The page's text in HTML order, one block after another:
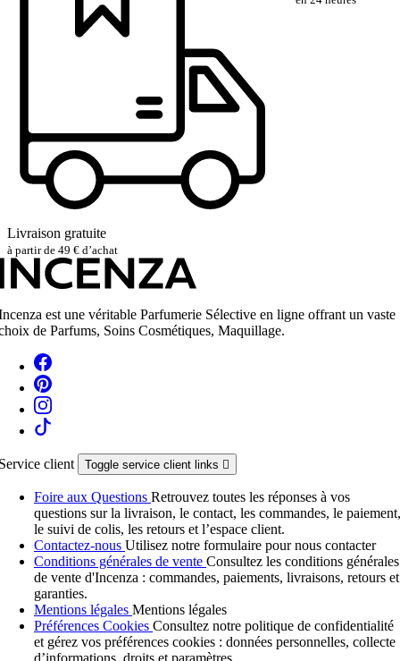
Livraison gratuite
à partir de 49 € d’achat
est une véritable Parfumerie Sélective en ligne offrant un vaste
de Parfums, Soins Cosmétiques, Maquillage.
client Toggle service client links 
Foire aux Questions Retrouvez toutes les réponses à vos
questions sur la livraison, le contact, les commandes, le paiement,
le suivi de colis, les retours et l’espace client.
Contactez-nous Utilisez notre formulaire pour nous contacter
Conditions générales de vente Consultez les conditions générales
de vente d'Incenza : commandes, paiements, livraisons, retours et
garanties.
Mentions légales Mentions légales
Préférences Cookies Consultez notre politique de confidentialité
et gérez vos préférences cookies : données personnelles, collecte